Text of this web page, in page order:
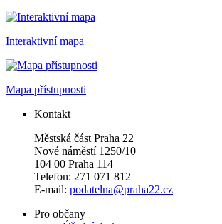
Interaktivní mapa
Mapa přístupnosti
Kontakt
Městská část Praha 22
Nové náměstí 1250/10
104 00 Praha 114
Telefon: 271 071 812
E-mail: podatelna@praha22.cz
Pro občany